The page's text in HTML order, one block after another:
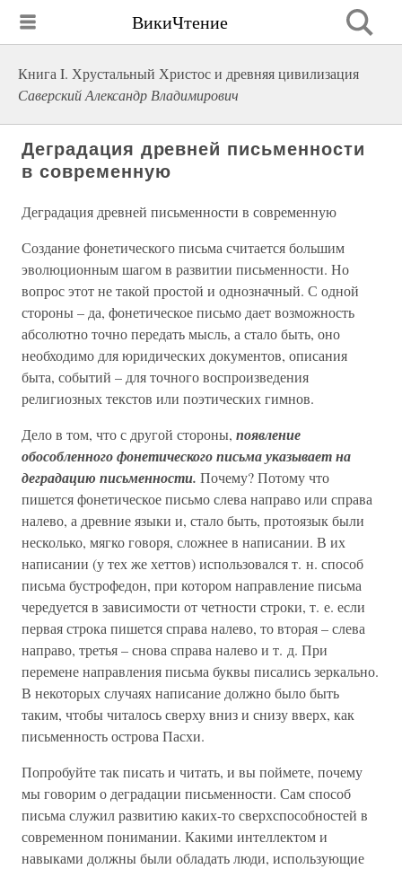
ВикиЧтение
Книга I. Хрустальный Христос и древняя цивилизация
Саверский Александр Владимирович
Деградация древней письменности
в современную
Деградация древней письменности в современную
Создание фонетического письма считается большим
эволюционным шагом в развитии письменности. Но
вопрос этот не такой простой и однозначный. С одной
стороны – да, фонетическое письмо дает возможность
абсолютно точно передать мысль, а стало быть, оно
необходимо для юридических документов, описания
быта, событий – для точного воспроизведения
религиозных текстов или поэтических гимнов.
Дело в том, что с другой стороны, появление
обособленного фонетического письма указывает на
деградацию письменности. Почему? Потому что
пишется фонетическое письмо слева направо или справа
налево, а древние языки и, стало быть, протоязык были
несколько, мягко говоря, сложнее в написании. В их
написании (у тех же хеттов) использовался т. н. способ
письма бустрофедон, при котором направление письма
чередуется в зависимости от четности строки, т. е. если
первая строка пишется справа налево, то вторая – слева
направо, третья – снова справа налево и т. д. При
перемене направления письма буквы писались зеркально.
В некоторых случаях написание должно было быть
таким, чтобы читалось сверху вниз и снизу вверх, как
письменность острова Пасхи.
Попробуйте так писать и читать, и вы поймете, почему
мы говорим о деградации письменности. Сам способ
письма служил развитию каких-то сверхспособностей в
современном понимании. Какими интеллектом и
навыками должны были обладать люди, использующие